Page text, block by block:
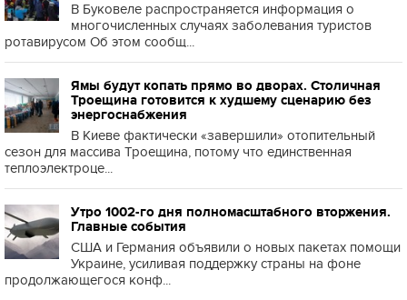
В Буковеле распространяется информация о
многочисленных случаях заболевания туристов
ротавирусом Об этом сообщ...
Ямы будут копать прямо во дворах. Столичная
Троещина готовится к худшему сценарию без
энергоснабжения
В Киеве фактически «завершили» отопительный
сезон для массива Троещина, потому что единственная
теплоэлектроце...
Утро 1002-го дня полномасштабного вторжения.
Главные события
США и Германия объявили о новых пакетах помощи
Украине, усиливая поддержку страны на фоне
продолжающегося конф...